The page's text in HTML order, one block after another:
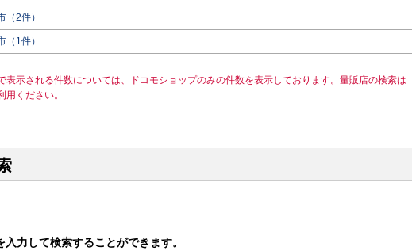
（2件）
（1件）
表示される件数については、ドコモショップのみの件数を表示しております。量販店の検索は
用ください。
力して検索することができます。